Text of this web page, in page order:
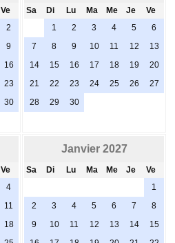
Ve
2
9
16
23
30
Sa Di Lu Ma Me Je
Ve
1
2 3 4 5
6
7
8 9 10 11 12
13
14
15 16 17 18 19
20
21
22 23 24 25 26
27
28
29 30
Ve
4
11
18
Janvier 2027
Sa Di Lu Ma Me Je
Ve
1
2
3 4 5 6 7
8
9
10 11 12 13 14
15